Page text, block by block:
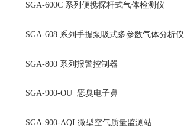
SGA-600C 系列便携探杆式气体检测仪
SGA-608 系列手提泵吸式多参数气体分析仪
SGA-800 系列报警控制器
SGA-900-OU 恶臭电子鼻
SGA-900-AQI 微型空气质量监测站